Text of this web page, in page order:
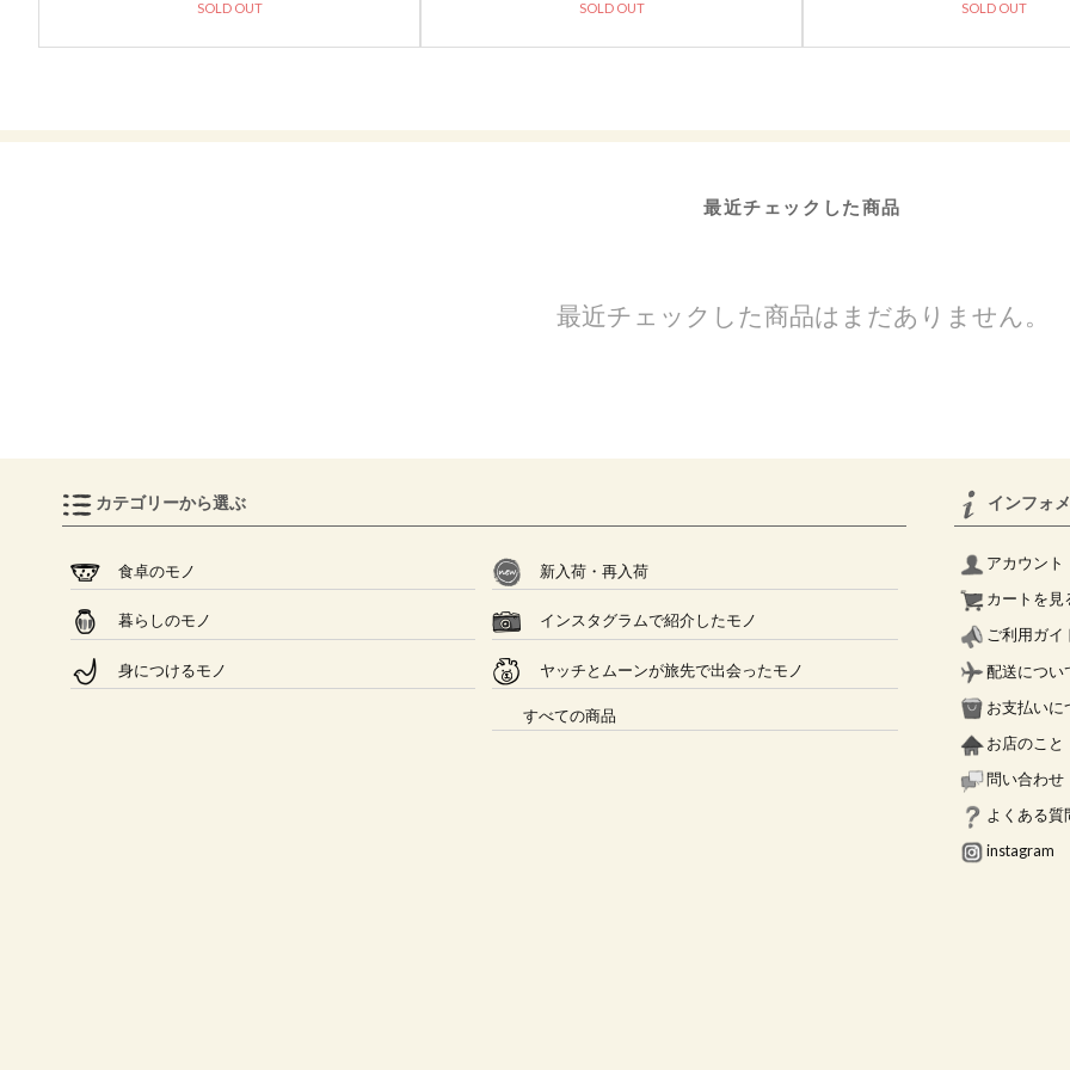
SOLD OUT SOLD OUT SOLD OUT
最近チェックした商品
最近チェックした商品はまだありません。
カテゴリーから選ぶ
食卓のモノ
暮らしのモノ
身につけるモノ
新入荷・再入荷
インスタグラムで紹介したモノ
ヤッチとムーンが旅先で出会ったモノ
すべての商品
インフォ
アカウント
カートを見
ご利用ガイ
配送につい
お支払いに
お店のこと
問い合わせ
よくある質
instagram